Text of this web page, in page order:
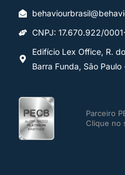
CNPJ: 17.670.922/
Edifício Lex Office, R.
Barra Funda, São Paulo
Parceiro
Clique no